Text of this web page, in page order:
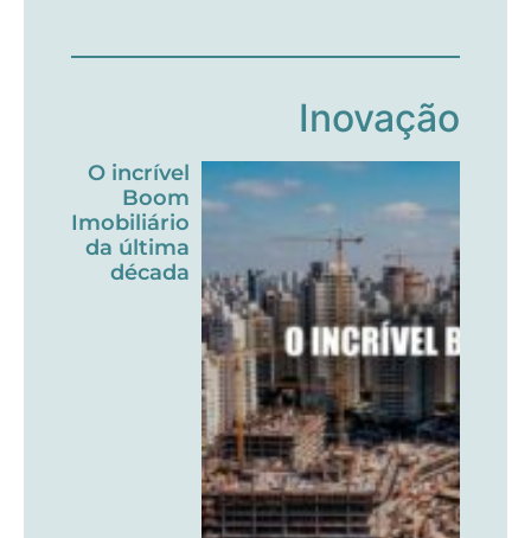
Inovação
O incrível
Boom
Imobiliário
da última
década